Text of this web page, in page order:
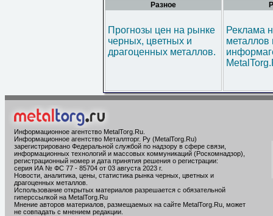
Разное
Прогнозы цен на рынке
черных, цветных и
драгоценных металлов.
Реклама
металлов
Информационное агентство MetalTorg.Ru
Информационное агентство Металлторг. Ру (MetalTorg.Ru)
зарегистрировано Федеральной службой по надзору в сфере связи,
информационных технологий и массовых коммуникаций (Роскомнадзор),
регистрационный номер и дата принятия решения о регистрации:
серия ИА № ФС 77 - 85704 от 03 августа 2023 г.
Новости, аналитика, цены, статистика рынка черных, цветных и
драгоценных металлов.
Использование открытых материалов разрешается с обязательной
гиперссылкой на MetalTorg.Ru
Мнение авторов материалов, размещаемых на сайте MetalTorg.Ru, может
не совпадать с мнением редакции.